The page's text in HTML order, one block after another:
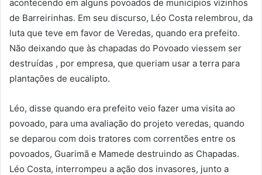
acontecendo em alguns povoados de municípios vizinhos
de Barreirinhas. Em seu discurso, Léo Costa relembrou, da
luta que teve em favor de Veredas, quando era prefeito.
Não deixando que às chapadas do Povoado viessem ser
destruídas , por empresa, que queriam usar a terra para
plantações de eucalipto.
Léo, disse quando era prefeito veio fazer uma visita ao
povoado, para uma avaliação do projeto veredas, quando
se deparou com dois tratores com correntões entre os
povoados, Guarimã e Mamede destruindo as Chapadas.
Léo Costa, interrompeu a ação dos invasores, junto a